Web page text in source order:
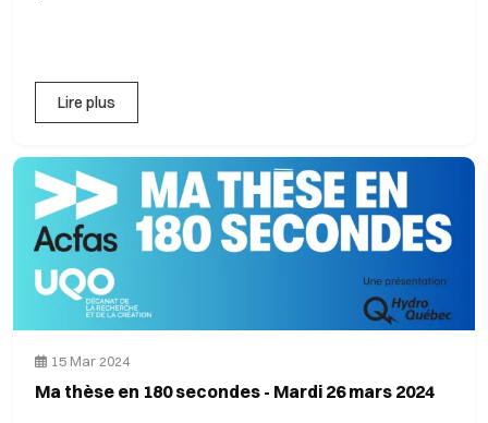
Lire plus
15 Mar 2024
Ma thèse en 180 secondes - Mardi 26 mars 2024